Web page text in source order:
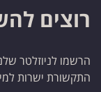
רוצים
הרשמו לניוזלטר
התקשורת ישרות